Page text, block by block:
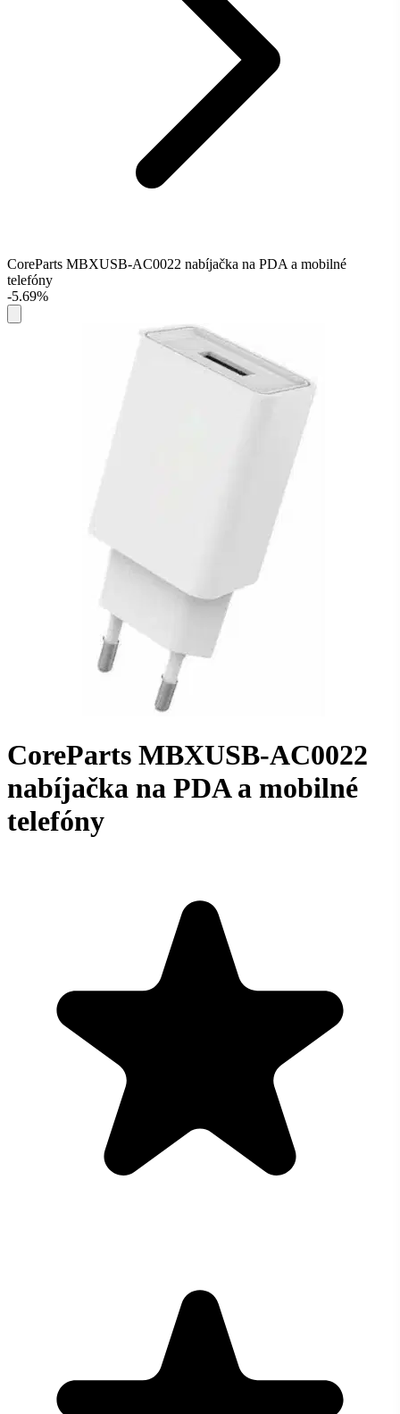
CoreParts MBXUSB-AC0022 nabíjačka na PDA a mobilné
telefóny
-5.69%
CoreParts MBXUSB-AC0022
nabíjačka na PDA a mobilné
telefóny